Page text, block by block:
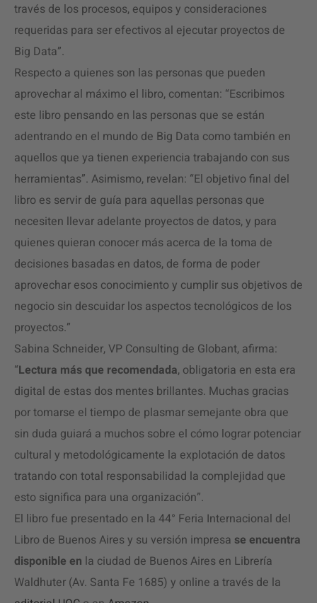
través de los procesos, equipos y consideraciones
requeridas para ser efectivos al ejecutar proyectos de
Big Data”.
Respecto a quienes son las personas que pueden
aprovechar al máximo el libro, comentan: “Escribimos
este libro pensando en las personas que se están
adentrando en el mundo de Big Data como también en
aquellos que ya tienen experiencia trabajando con sus
herramientas”. Asimismo, revelan: “El objetivo final del
libro es servir de guía para aquellas personas que
necesiten llevar adelante proyectos de datos, y para
quienes quieran conocer más acerca de la toma de
decisiones basadas en datos, de forma de poder
aprovechar esos conocimiento y cumplir sus objetivos de
negocio sin descuidar los aspectos tecnológicos de los
proyectos.”
Sabina Schneider, VP Consulting de Globant, afirma:
“Lectura más que recomendada, obligatoria en esta era
digital de estas dos mentes brillantes. Muchas gracias
por tomarse el tiempo de plasmar semejante obra que
sin duda guiará a muchos sobre el cómo lograr potenciar
cultural y metodológicamente la explotación de datos
tratando con total responsabilidad la complejidad que
esto significa para una organización”.
El libro fue presentado en la 44° Feria Internacional del
Libro de Buenos Aires y su versión impresa se encuentra
disponible en la ciudad de Buenos Aires en Librería
Waldhuter (Av. Santa Fe 1685) y online a través de la